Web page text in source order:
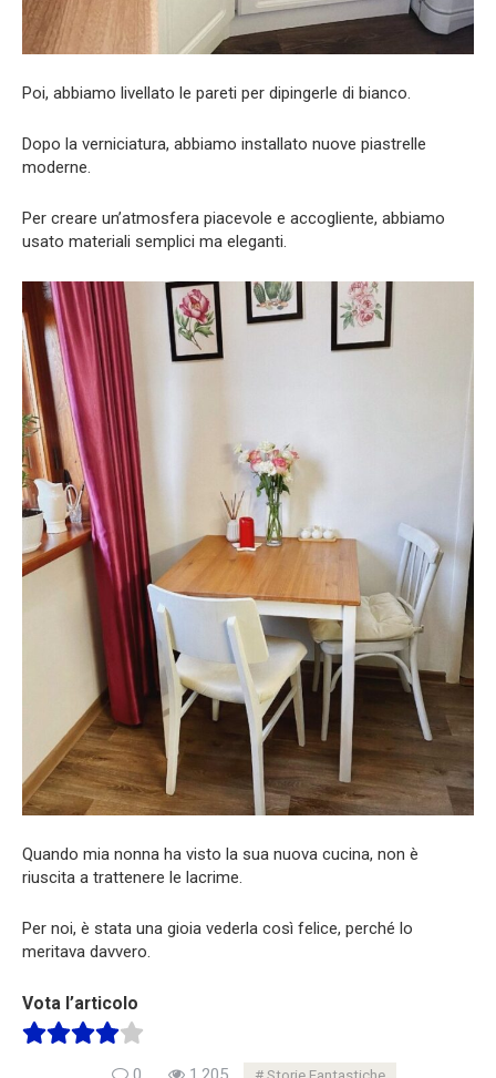
Poi, abbiamo livellato le pareti per dipingerle di bianco.
Dopo la verniciatura, abbiamo installato nuove piastrelle
moderne.
Per creare un’atmosfera piacevole e accogliente, abbiamo
usato materiali semplici ma eleganti.
Quando mia nonna ha visto la sua nuova cucina, non è
riuscita a trattenere le lacrime.
Per noi, è stata una gioia vederla così felice, perché lo
meritava davvero.
Vota l’articolo